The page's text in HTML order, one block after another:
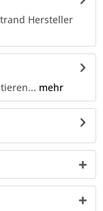
Hersteller
mehr